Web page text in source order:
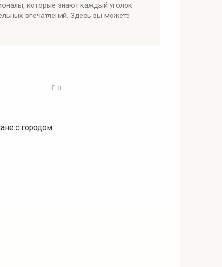
которые знают каждый уголок
впечатлений. Здесь вы можете
0
с городом